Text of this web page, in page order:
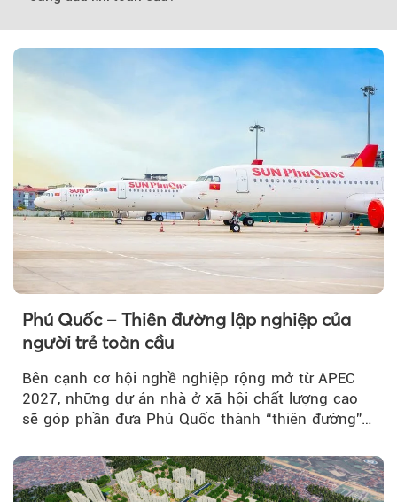
Phú Quốc – Thiên đường lập nghiệp của
người trẻ toàn cầu
Bên cạnh cơ hội nghề nghiệp rộng mở từ APEC
2027, những dự án nhà ở xã hội chất lượng cao
sẽ góp phần đưa Phú Quốc thành “thiên đường”